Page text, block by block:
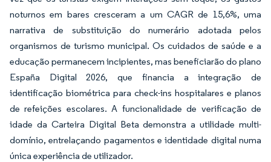
noturnos em bares cresceram a um CAGR de 15,6%, uma
narrativa de substituição do numerário adotada pelos
organismos de turismo municipal. Os cuidados de saúde e a
educação permanecem incipientes, mas beneficiarão do plano
España Digital 2026, que financia a integração de
identificação biométrica para check-ins hospitalares e planos
de refeições escolares. A funcionalidade de verificação de
idade da Carteira Digital Beta demonstra a utilidade multi-
domínio, entrelaçando pagamentos e identidade digital numa
única experiência de utilizador.